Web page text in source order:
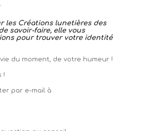
les Créations lunetières des
savoir-faire, elle vous
pour trouver votre identité
du moment, de votre humeur !
!
par e-mail à